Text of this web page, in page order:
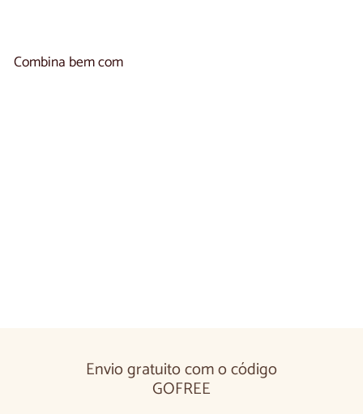
Combina bem com
Envio gratuito com o código
GOFREE